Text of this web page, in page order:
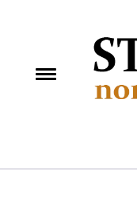
Toggle